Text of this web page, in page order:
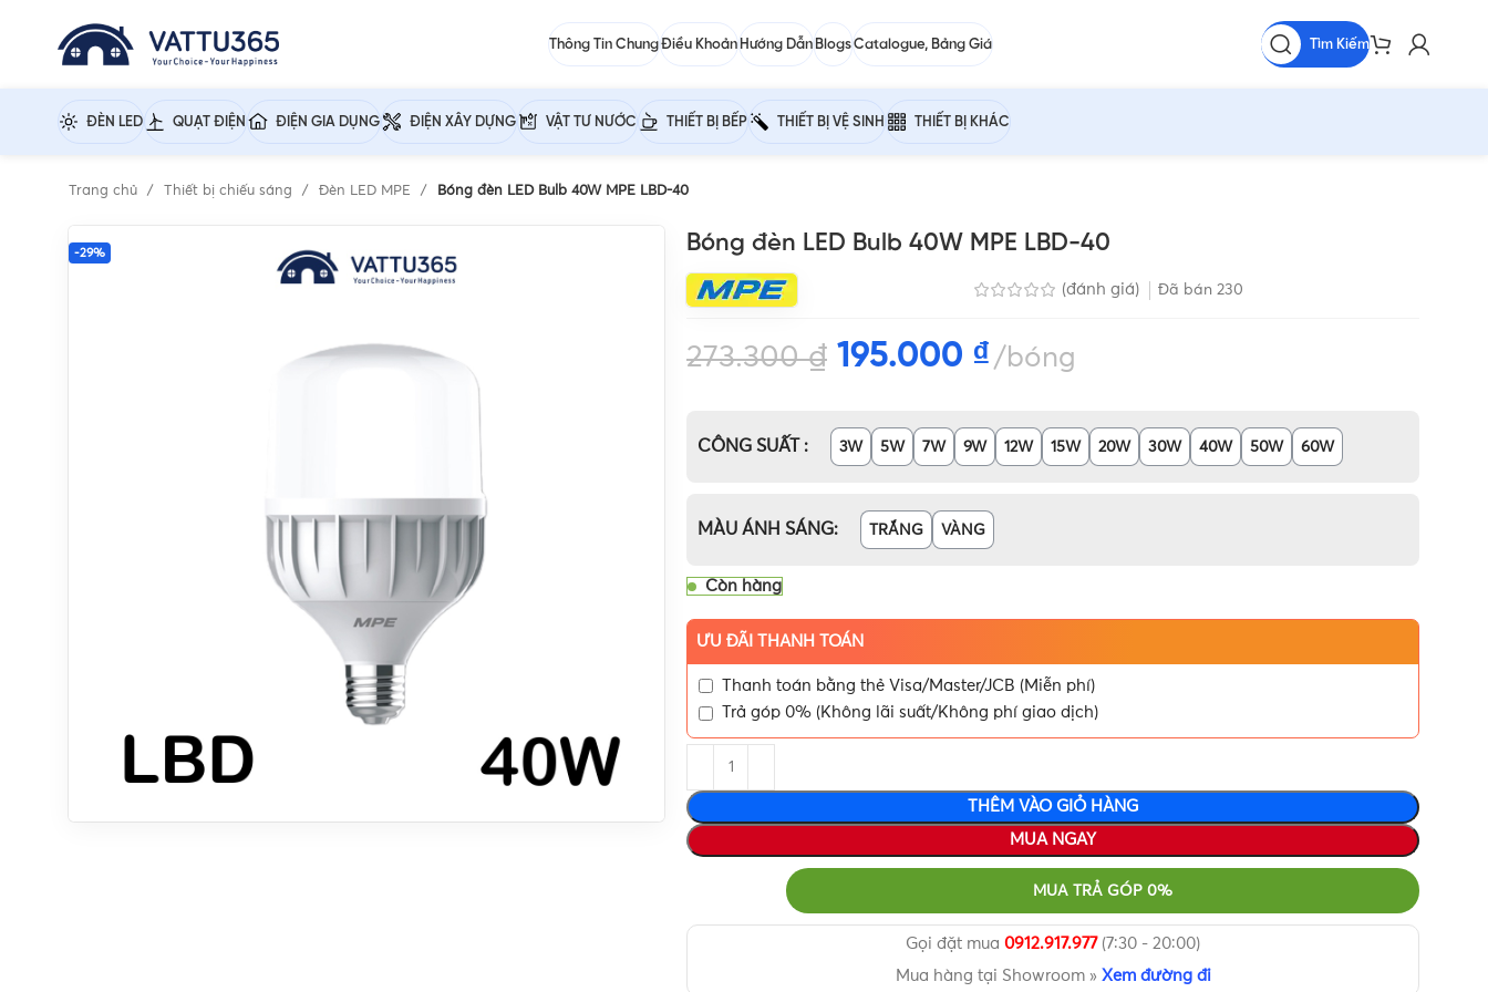
Thông Tin ChungĐiều Khoản Hướng Dẫn BlogsCatalogue, Bảng Giá Tìm Kiếm
ĐÈN LED QUẠT ĐIỆN ĐIỆN GIA DỤNG ĐIỆN XÂY DỰNG VẬT TƯ NƯỚC THIẾT BỊ BẾP THIẾT BỊ VỆ SINH THIẾT BỊ KHÁC
Trang chủ Thiết bị chiếu sáng Đèn LED MPE Bóng đèn LED Bulb 40W MPE LBD-40
-29% Bóng đèn LED Bulb 40W MPE LBD-40
(đánh giá) Đã bán 230
273.300₫ 195.000 ₫ bóng
CÔNG SUẤT 3W 5W 7W 9W 12W 15W 20W 30W 40W 50W 60W
MÀU ÁNH SÁNG TRẮNG VÀNG
Còn hàng
ƯU ĐÃI THANH TOÁN
Thanh toán bằng thẻ Visa/Master/JCB (Miễn phí)
Trả góp 0% (Không lãi suất/Không phí giao dịch)
THÊM VÀO GIỎ HÀNG
MUA NGAY
MUA TRẢ GÓP 0%
Gọi đặt mua 0912.917.977(7:30 - 20:00)
Mua hàng tại Showroom » Xem đường đi